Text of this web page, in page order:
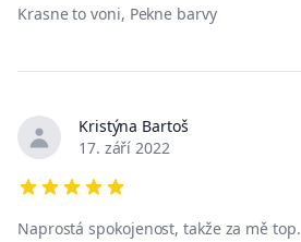
Krasne to voni, Pekne barvy
Kristýna Bartoš
17. září 2022
Naprostá spokojenost, takže za mě top.